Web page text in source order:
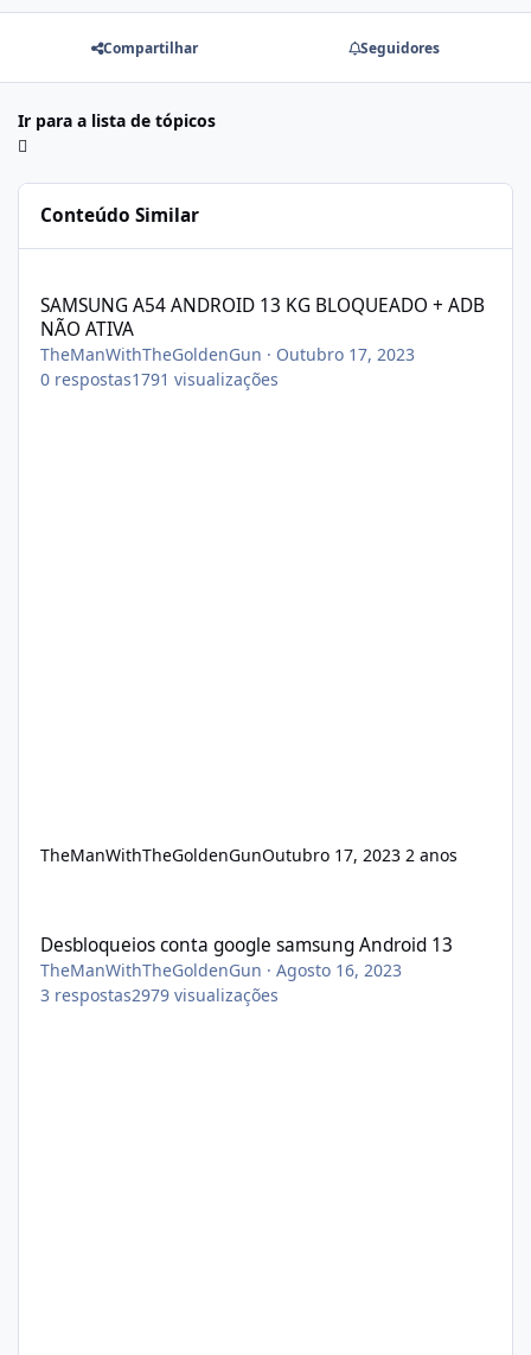
Compartilhar Seguidores
Ir para a lista de tópicos
Conteúdo Similar
SAMSUNG A54 ANDROID 13 KG BLOQUEADO + ADB
NÃO ATIVA
TheManWithTheGoldenGun · Outubro 17, 2023
0 respostas1791 visualizações
TheManWithTheGoldenGunOutubro 17, 2023 2 anos
Desbloqueios conta google samsung Android 13
TheManWithTheGoldenGun ·Agosto 16, 2023
3 respostas2979 visualizações